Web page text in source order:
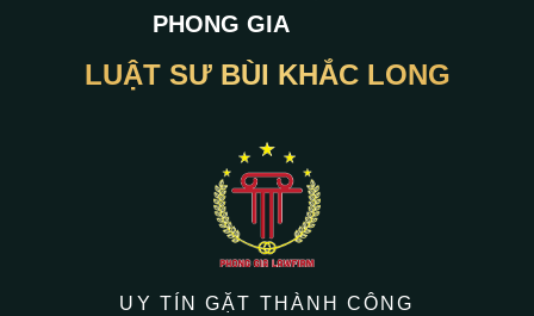
PHONG GIA
LUẬT SƯ BÙI KHẮC LONG
UY TÍN GẶT THÀNH CÔNG